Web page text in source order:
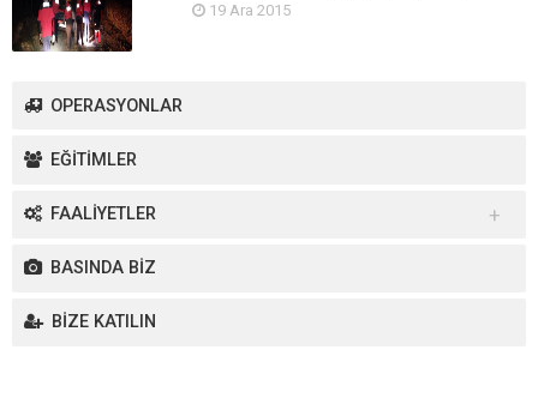
19 Ara 2015
OPERASYONLAR
EĞİTİMLER
FAALİYETLER
Yurt İçi Faaliyetler
Yurt Dışı Faaliyetler
BASINDA BİZ
BİZE KATILIN